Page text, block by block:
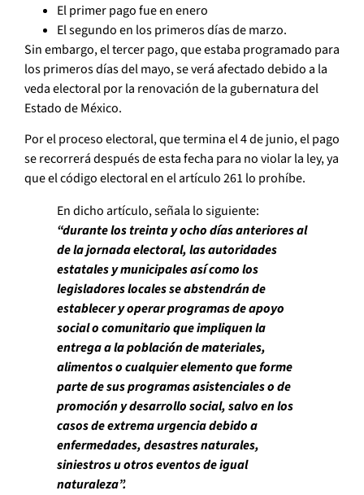
El primer pago fue en enero
El segundo en los primeros días de marzo.
Sin embargo, el tercer pago, que estaba programado para
los primeros días del mayo, se verá afectado debido a la
veda electoral por la renovación de la gubernatura del
Estado de México.
Por el proceso electoral, que termina el 4 de junio, el pago
se recorrerá después de esta fecha para no violar la ley, ya
que el código electoral en el artículo 261 lo prohíbe.
En dicho artículo, señala lo siguiente:
“durante los treinta y ocho días anteriores al
de la jornada electoral, las autoridades
estatales y municipales así como los
legisladores locales se abstendrán de
establecer y operar programas de apoyo
social o comunitario que impliquen la
entrega a la población de materiales,
alimentos o cualquier elemento que forme
parte de sus programas asistenciales o de
promoción y desarrollo social, salvo en los
casos de extrema urgencia debido a
enfermedades, desastres naturales,
siniestros u otros eventos de igual
naturaleza”.